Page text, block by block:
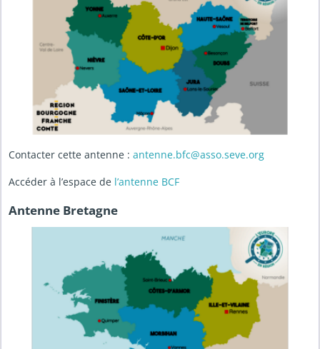
Contacter cette antenne : antenne.bfc@asso.seve.org
Accéder à l’espace de l’antenne BCF
Antenne Bretagne